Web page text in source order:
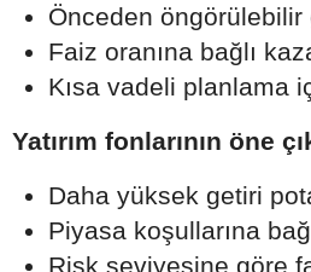
Önceden öngörülebilir
Faiz oranına bağlı
Kısa vadeli planlama
Yatırım fonlarının öne
Daha yüksek getiri
Piyasa koşullarına
Risk seviyesine göre